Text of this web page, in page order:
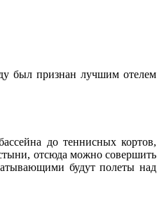
был признан лучшим отелем
до теннисных кортов,
отсюда можно совершить
будут полеты над